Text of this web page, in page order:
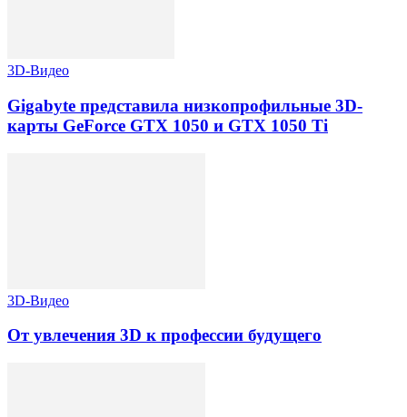
3D-Видео
Gigabyte представила низкопрофильные 3D-
карты GeForce GTX 1050 и GTX 1050 Ti
3D-Видео
От увлечения 3D к профессии будущего